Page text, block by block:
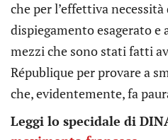
che per l’effettiva
dispiegamento esagerato
mezzi che sono stati fatti
République per provare a
che, evidentemente, fa
Leggi lo specidale di